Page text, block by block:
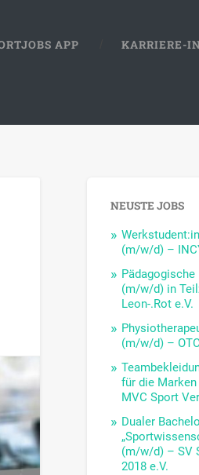
APP KARRIERE-
NEUSTE JOBS
(m/w/d) –
(m/w/d) in
Leon-.Rot e.V.
(m/w/d) –
für die
MVC Sport
Dualer
(m/w/d) – SV
2018 e.V.